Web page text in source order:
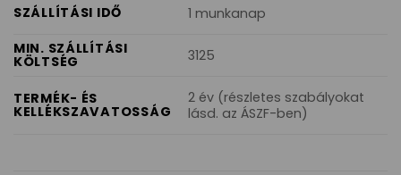
SZÁLLÍTÁSI IDŐ
1 munkanap
MIN. SZÁLLÍTÁSI
KÖLTSÉG 3125
TERMÉK- ÉS
KELLÉKSZAVATOSSÁG
2 év (részletes szabályokat
lásd. az ÁSZF-ben)